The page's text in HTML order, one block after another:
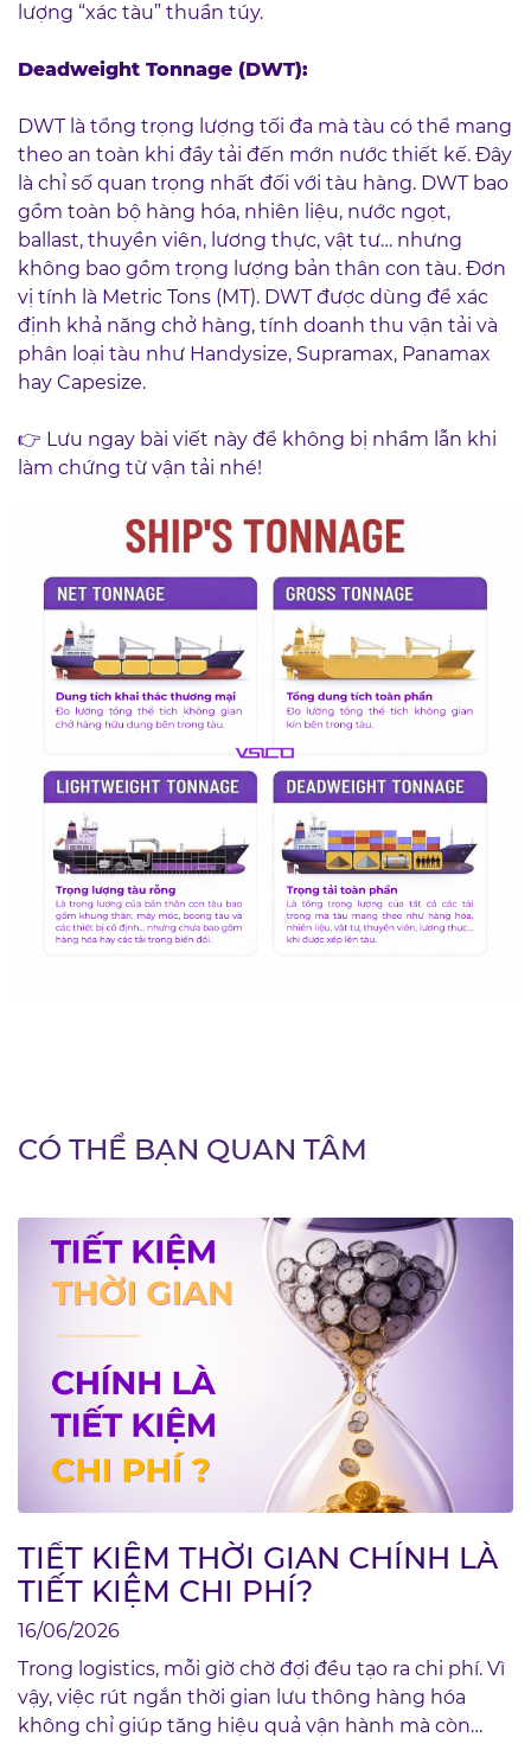
lượng “xác tàu” thuần túy.
Deadweight Tonnage (DWT):
DWT là tổng trọng lượng tối đa mà tàu có thể mang
theo an toàn khi đầy tải đến mớn nước thiết kế. Đây
là chỉ số quan trọng nhất đối với tàu hàng. DWT bao
gồm toàn bộ hàng hóa, nhiên liệu, nước ngọt,
ballast, thuyền viên, lương thực, vật tư… nhưng
không bao gồm trọng lượng bản thân con tàu. Đơn
vị tính là Metric Tons (MT). DWT được dùng để xác
định khả năng chở hàng, tính doanh thu vận tải và
phân loại tàu như Handysize, Supramax, Panamax
hay Capesize.
👉 Lưu ngay bài viết này để không bị nhầm lẫn khi
làm chứng từ vận tải nhé!
CÓ THỂ BẠN QUAN TÂM
TIẾT KIỆM THỜI GIAN CHÍNH LÀ
TIẾT KIỆM CHI PHÍ?
16/06/2026
Trong logistics, mỗi giờ chờ đợi đều tạo ra chi phí. Vì
vậy, việc rút ngắn thời gian lưu thông hàng hóa
không chỉ giúp tăng hiệu quả vận hành mà còn